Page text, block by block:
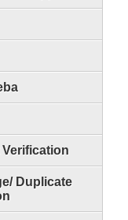
Verification
Duplicate